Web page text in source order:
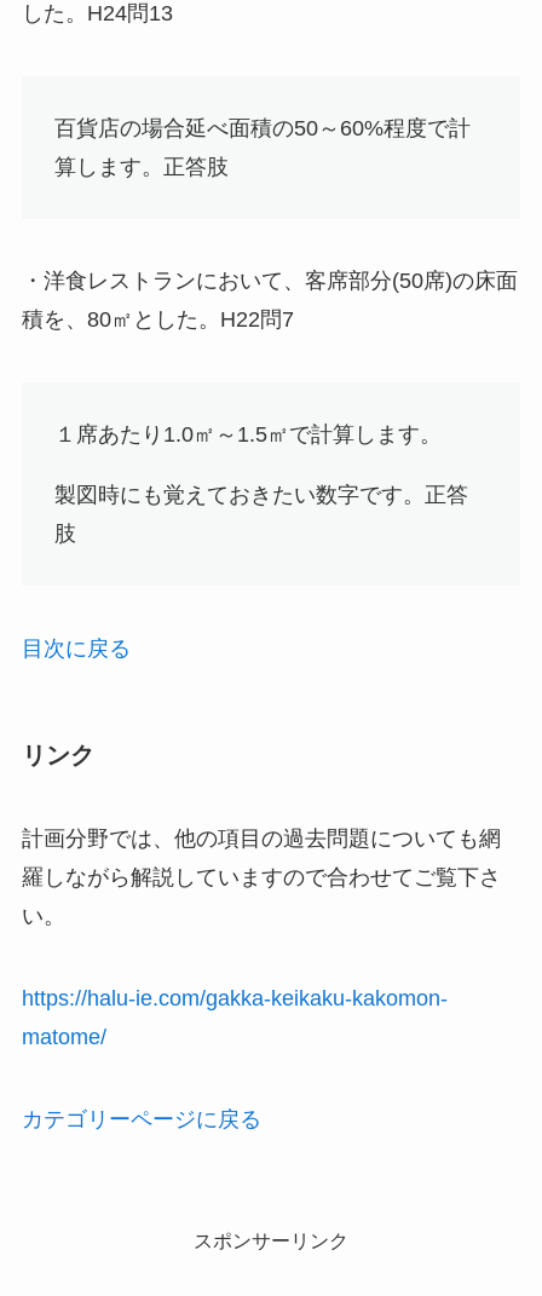
した。H24問13
百貨店の場合延べ面積の50～60%程度で計
算します。 正答肢
・洋食レストランにおいて、客席部分(50席)の床面
積を、80㎡とした。H22問7
１席あたり1.0㎡～1.5㎡で計算します。
製図時にも覚えておきたい数字です。 正答
肢
目次に戻る
リンク
計画分野では、他の項目の過去問題についても網
羅しながら解説していますので合わせてご覧下さ
い。
https://halu-ie.com/gakka-keikaku-kakomon-
matome/
カテゴリーページに戻る
スポンサーリンク